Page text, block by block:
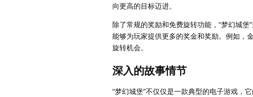
向更高的目标迈进。
除了常规的奖励和免费旋转功能，“梦幻城
能够为玩家提供更多的奖金和奖励。例如，
旋转机会。
深入的故事情节
“梦幻城堡”不仅仅是一款典型的电子游戏，